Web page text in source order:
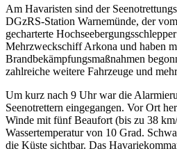
Am Havaristen sind der
DGzRS-Station Warnemünde, der
gecharterte
Mehrzweckschiff Arkona und haben
Brandbekämpfungsmaßnahmen
zahlreiche weitere Fahrzeuge und
Um kurz nach 9 Uhr war die
Seenotrettern eingegangen. Vor Ort
Winde mit fünf Beaufort (bis zu 38
Wassertemperatur von 10 Grad.
die Küste sichtbar. Das